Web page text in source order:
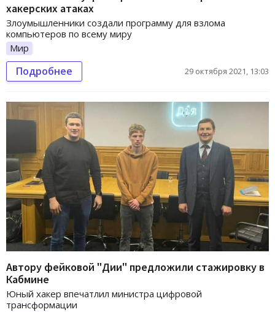
хакерских атаках
Злоумышленники создали программу для взлома
компьютеров по всему миру
Мир
Подробнее 29 октября 2021, 13:03
Автору фейковой "Дии" предложили стажировку в
Кабмине
Юный хакер впечатлил министра цифровой
трансформации